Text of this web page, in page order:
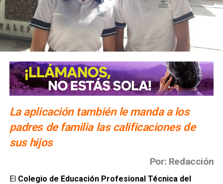
La aplicación también le manda a los
padres de familia las calificaciones de
sus hijos
Por: Redacción
ElColegio de Educación Profesional Técnica del